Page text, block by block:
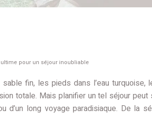
pour un séjour inoubliable
fin, les pieds dans l’eau
totale. Mais planifier un tel séjour
d’un long voyage paradisiaque. De